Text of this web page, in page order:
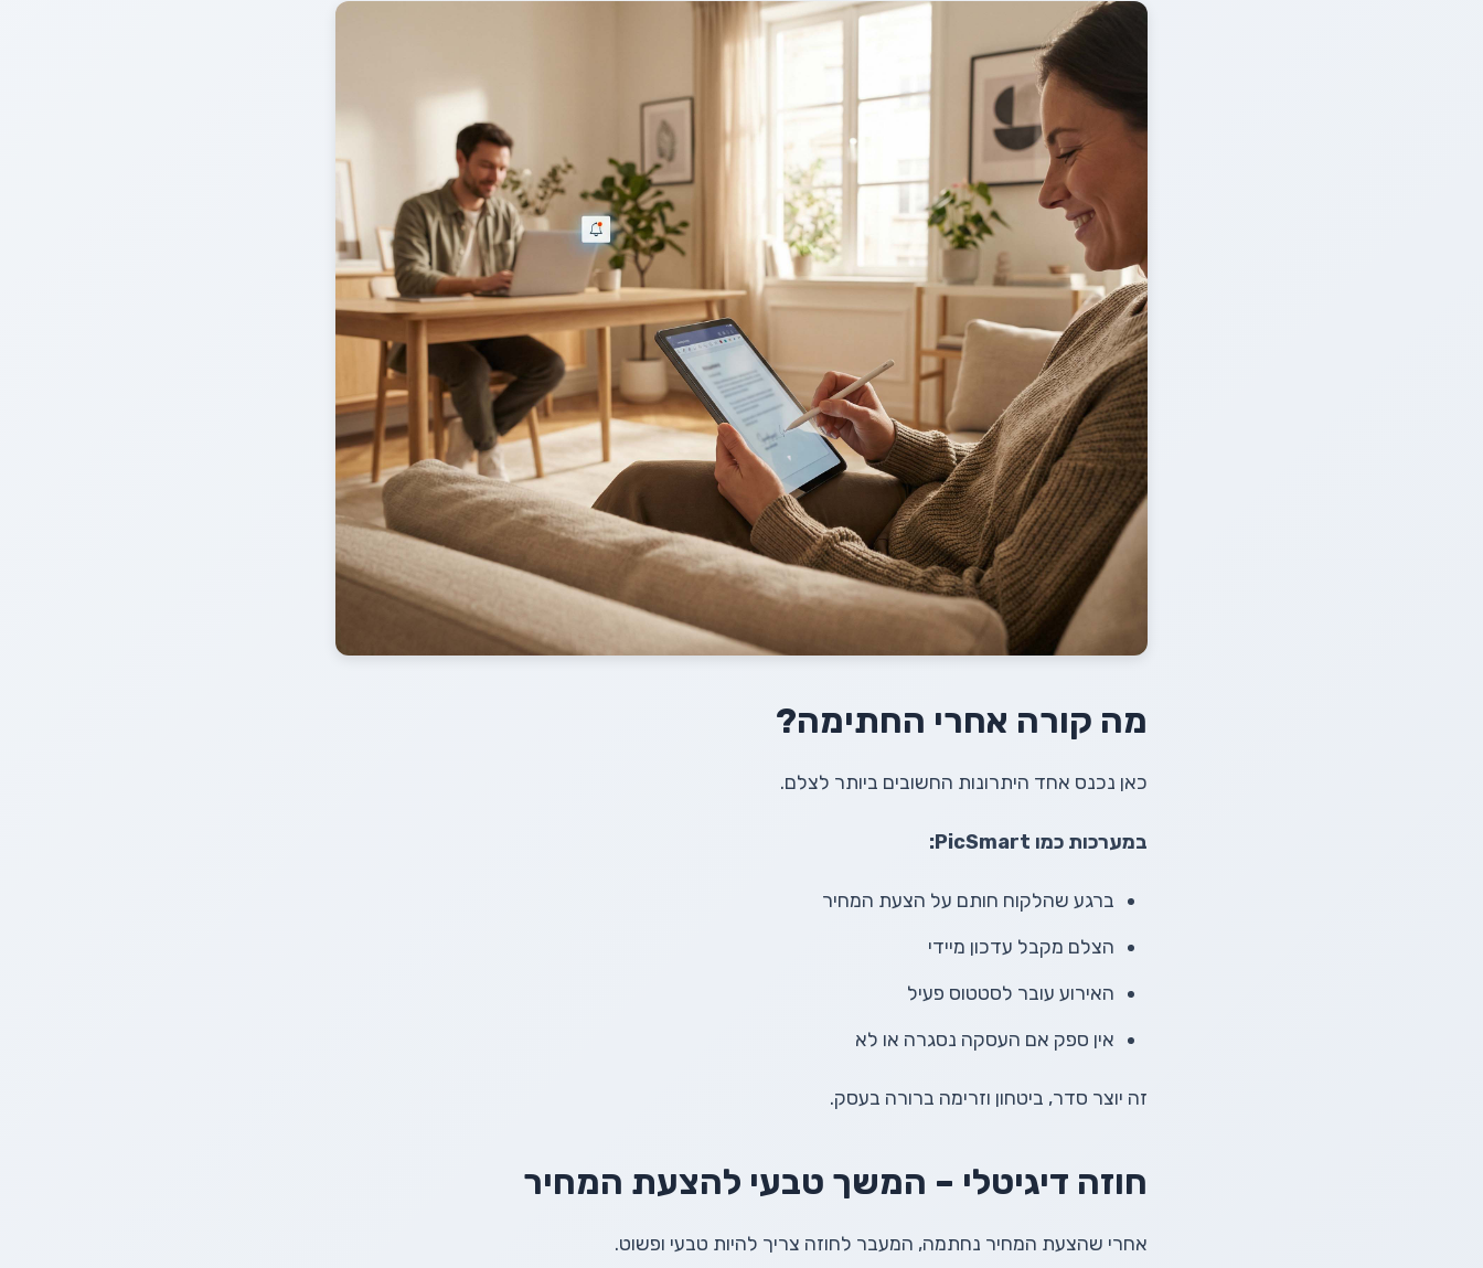
מה קורה אחרי החתימה?
כאן נכנס אחד היתרונות החשובים ביותר לצלם.
במערכות כמו PicSmart:
ברגע שהלקוח חותם על הצעת המחיר
הצלם מקבל עדכון מיידי
האירוע עובר לסטטוס פעיל
אין ספק אם העסקה נסגרה או לא
זה יוצר סדר, ביטחון וזרימה ברורה בעסק.
חוזה דיגיטלי – המשך טבעי להצעת המחיר
אחרי שהצעת המחיר נחתמה, המעבר לחוזה צריך להיות טבעי ופשוט.